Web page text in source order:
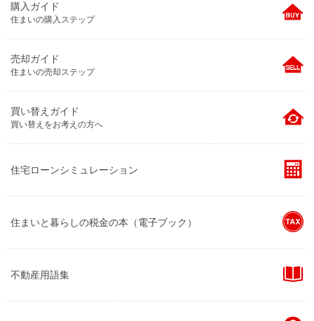
購入ガイド
住まいの購入ステップ
売却ガイド
住まいの売却ステップ
買い替えガイド
買い替えをお考えの方へ
住宅ローンシミュレーション
住まいと暮らしの税金の本（電子ブック）
不動産用語集